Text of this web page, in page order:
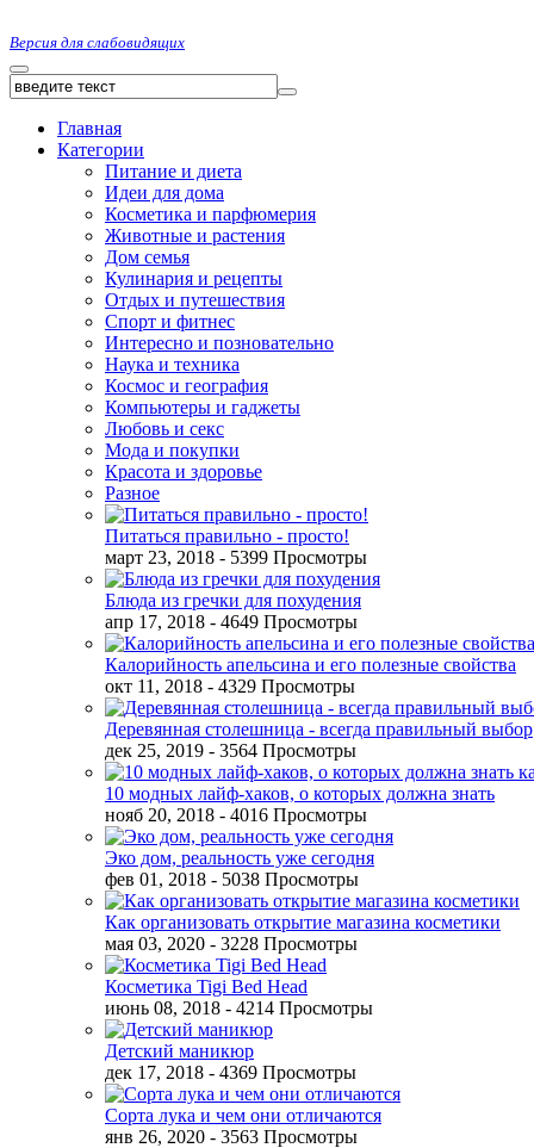
Версия для слабовидящих
Главная
Категории
Питание и диета
Идеи для дома
Косметика и парфюмерия
Животные и растения
Дом семья
Кулинария и рецепты
Отдых и путешествия
Спорт и фитнес
Интересно и позновательно
Наука и техника
Космос и география
Компьютеры и гаджеты
Любовь и секс
Мода и покупки
Красота и здоровье
Разное
Питаться правильно - просто!
март 23, 2018 - 5399 Просмотры
Блюда из гречки для похудения
апр 17, 2018 - 4649 Просмотры
Калорийность апельсина и его полезные свойства
окт 11, 2018 - 4329 Просмотры
Деревянная столешница - всегда правильный выбор
дек 25, 2019 - 3564 Просмотры
10 модных лайф-хаков, о которых должна знать
нояб 20, 2018 - 4016 Просмотры
Эко дом, реальность уже сегодня
фев 01, 2018 - 5038 Просмотры
Как организовать открытие магазина косметики
мая 03, 2020 - 3228 Просмотры
Косметика Tigi Bed Head
июнь 08, 2018 - 4214 Просмотры
Детский маникюр
дек 17, 2018 - 4369 Просмотры
Сорта лука и чем они отличаются
янв 26, 2020 - 3563 Просмотры